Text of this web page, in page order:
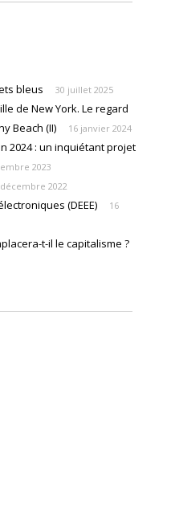
bleus 30 juillet 2025
de New York. Le regard
Beach (II)
16 janvier 2024
2024 : un inquiétant projet
2023
2022
(DEEE)
16
t-il le capitalisme ?